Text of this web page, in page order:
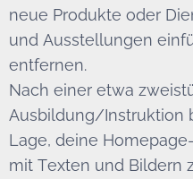
neue Produkte oder
und Ausstellungen
entfernen.
Nach einer etwa
Ausbildung/Instruktion
Lage, deine
mit Texten und Bildern